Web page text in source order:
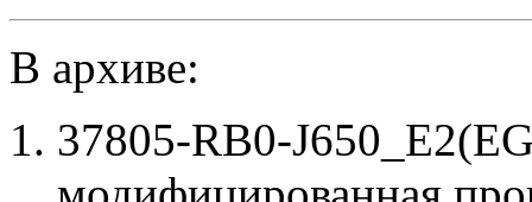
В архиве:
37805-RB0-